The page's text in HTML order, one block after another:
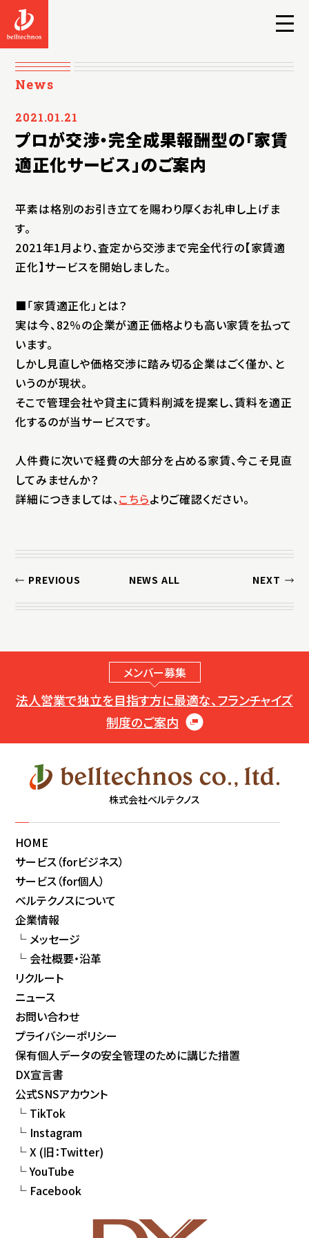
News
2021.01.21
プロが交渉・完全成果報酬型の「家賃
適正化サービス」のご案内
平素は格別のお引き立てを賜わり厚くお礼申し上げま
す。
2021年1月より、査定から交渉まで完全代行の【家賃適
正化】サービスを開始しました。
■「家賃適正化」とは？
実は今、82％の企業が適正価格よりも高い家賃を払って
います。
しかし見直しや価格交渉に踏み切る企業はごく僅か、と
いうのが現状。
そこで管理会社や貸主に賃料削減を提案し、賃料を適正
化するのが当サービスです。
人件費に次いで経費の大部分を占める家賃、今こそ見直
してみませんか？
詳細につきましては、こちらよりご確認ください。
PREVIOUS NEWS ALL NEXT
メンバー募集
法人営業で独立を目指す方に最適な、フランチャイズ
制度のご案内
株式会社ベルテクノス
HOME
サービス（forビジネス）
サービス（for個人）
ベルテクノスについて
企業情報
メッセージ
会社概要・沿革
リクルート
ニュース
お問い合わせ
プライバシーポリシー
保有個人データの安全管理のために講じた措置
DX宣言書
公式SNSアカウント
TikTok
Instagram
X (旧：Twitter)
YouTube
Facebook